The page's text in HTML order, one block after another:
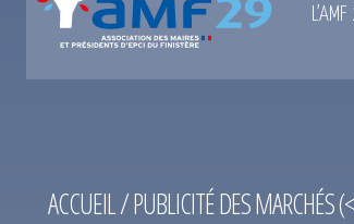
ACCUEIL/PUBLICITÉ DES MARCHÉS